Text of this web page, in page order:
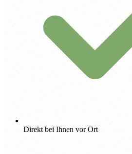
Direkt bei Ihnen vor Ort